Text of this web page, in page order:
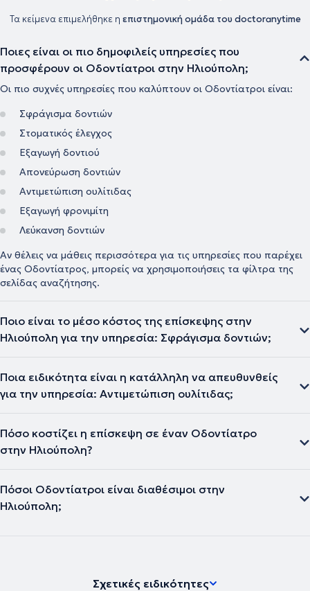
Τα κείμενα επιμελήθηκε η επιστημονική ομάδα του doctoranytime
Ποιες είναι οι πιο δημοφιλείς υπηρεσίες που
προσφέρουν οι Οδοντίατροι στην Ηλιούπολη;
Οι πιο συχνές υπηρεσίες που καλύπτουν οι Οδοντίατροι είναι:
Σφράγισμα δοντιών
Στοματικός έλεγχος
Εξαγωγή δοντιού
Απονεύρωση δοντιών
Αντιμετώπιση ουλίτιδας
Εξαγωγή φρονιμίτη
Λεύκανση δοντιών
Αν θέλεις να μάθεις περισσότερα για τις υπηρεσίες που παρέχει
ένας Οδοντίατρος, μπορείς να χρησιμοποιήσεις τα φίλτρα της
σελίδας αναζήτησης.
Ποιο είναι το μέσο κόστος της επίσκεψης στην
Ηλιούπολη για την υπηρεσία: Σφράγισμα δοντιών;
Ποια ειδικότητα είναι η κατάλληλη να απευθυνθείς
για την υπηρεσία: Αντιμετώπιση ουλίτιδας;
Πόσο κοστίζει η επίσκεψη σε έναν Οδοντίατρο
στην Ηλιούπολη?
Πόσοι Οδοντίατροι είναι διαθέσιμοι στην
Ηλιούπολη;
Σχετικές ειδικότητες